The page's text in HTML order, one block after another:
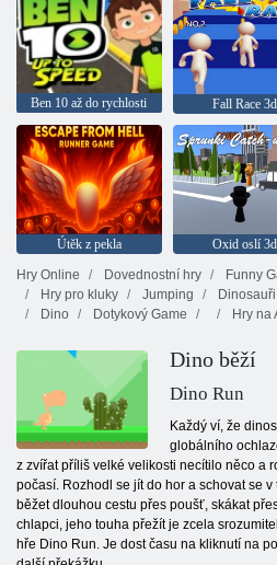
Ben 10 až do rychlosti Fall Race 3d
Útěk z pekla Oxid oslí 3d
Hry Online
Dovednostní hry Funny
Hry pro kluky
Jumping Dinosauři
Dino
Dotykový Game Hry na
Dino běží
Dino Run
Každý ví, že
globálního
z zvířat příliš velké velikosti necítilo něco a
počasí. Rozhodl se jít do hor a schovat se
běžet dlouhou cestu přes poušť, skákat
chlapci, jeho touha přežít je zcela
hře Dino Run. Je dost času na kliknutí na